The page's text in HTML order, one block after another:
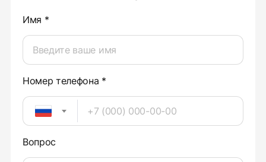
Имя *
Номер телефона *
Вопрос